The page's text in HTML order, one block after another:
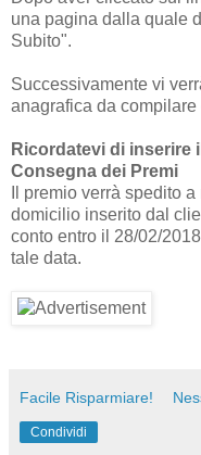
una pagina dalla quale
Subito".
Successivamente vi
anagrafica da compilare
Ricordatevi di inserire
Consegna dei Premi
Il premio verrà spedito
domicilio inserito dal
conto entro il 28/02/
tale data.
Facile Risparmiare!
Condividi